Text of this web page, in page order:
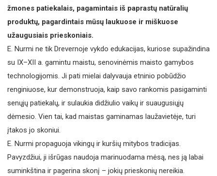
žmones patiekalais, pagamintais iš paprastų natūralių
produktų, pagardintais mūsų laukuose ir miškuose
užaugusiais prieskoniais.
E. Nurmi ne tik Drevernoje vykdo edukacijas, kuriose supažindina
su IX–XII a. gamintu maistu, senovinėmis maisto gamybos
technologijomis. Ji pati mielai dalyvauja etninio pobūdžio
renginiuose, kur demonstruoja, kaip savo rankomis pasigaminti
senųjų patiekalų, ir sulaukia didžiulio vaikų ir suaugusiųjų
dėmesio. Vien tai, kad maistas gaminamas laužavietėje, turi
įtakos jo skoniui.
E. Nurmi propaguoja vikingų ir kuršių mitybos tradicijas.
Pavyzdžiui, ji išrūgas naudoja marinuodama mėsą, nes ją labai
suminkština ir pagerina skonį – jokių prieskonių nereikia.